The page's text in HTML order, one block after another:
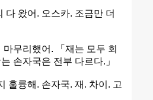
다 왔어. 오스카. 조금만 더
무리했어. 「재는 모두 회
손자국은 전부 다르다.」
훌륭해. 손자국. 재. 차이. 고